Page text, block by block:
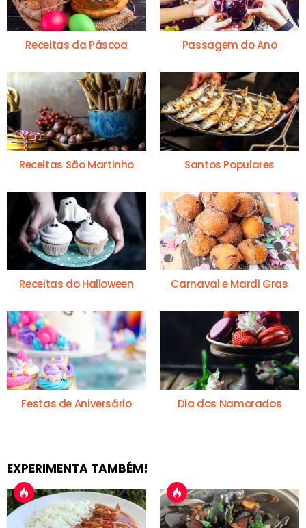
Receitas da Páscoa Passagem do Ano
Receitas São Martinho Santos Populares
Receitas do Halloween Carnaval e Mardi Gras
Festas de Aniversário Dia dos Namorados
EXPERIMENTA TAMBÉM!